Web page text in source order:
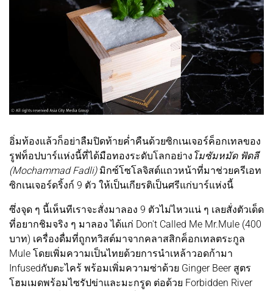
อิ่มท้องแล้วก็อย่าลืมปิดท้ายค่ำคืนด้วยซิกเนเจอร์ค็อกเทลของ
รูฟท็อปบาร์แห่งนี้ที่ได้มือทองระดับโลกอย่าง โมซัมหมัด ฟัดลี
(Mochammad Fadli)มิกซ์โซโลจิสต์แถวหน้าที่มาช่วยครีเอท
ซิกเนเจอร์ดริ้งก์ 9 ตัว ให้เป็นเกียรติเป็นศรีแก่บาร์แห่งนี้
ซึ่งจุด ๆ นี้เห็นทีเราจะสั่งมาลอง 9 ตัวไม่ไหวแน่ ๆ เลยสั่งตัวเด็ด
ที่อยากชิมจริง ๆ มาลอง ได้แก่ Don't Called Me Mr.Mule (400
บาท) เครื่องดื่มที่ถูกทวิสต์มาจากคลาสสิกค็อกเทลตระกูล
Mule โดยเพิ่มความเป็นไทยด้วยการนำเหล้าวอดก้ามา
Infusedกับตะไคร้ พร้อมเพิ่มความซ่าด้วย Ginger Beer สูตร
โฮมเมดพร้อมไซรัปข่าและมะกรูด ต่อด้วย Forbidden River